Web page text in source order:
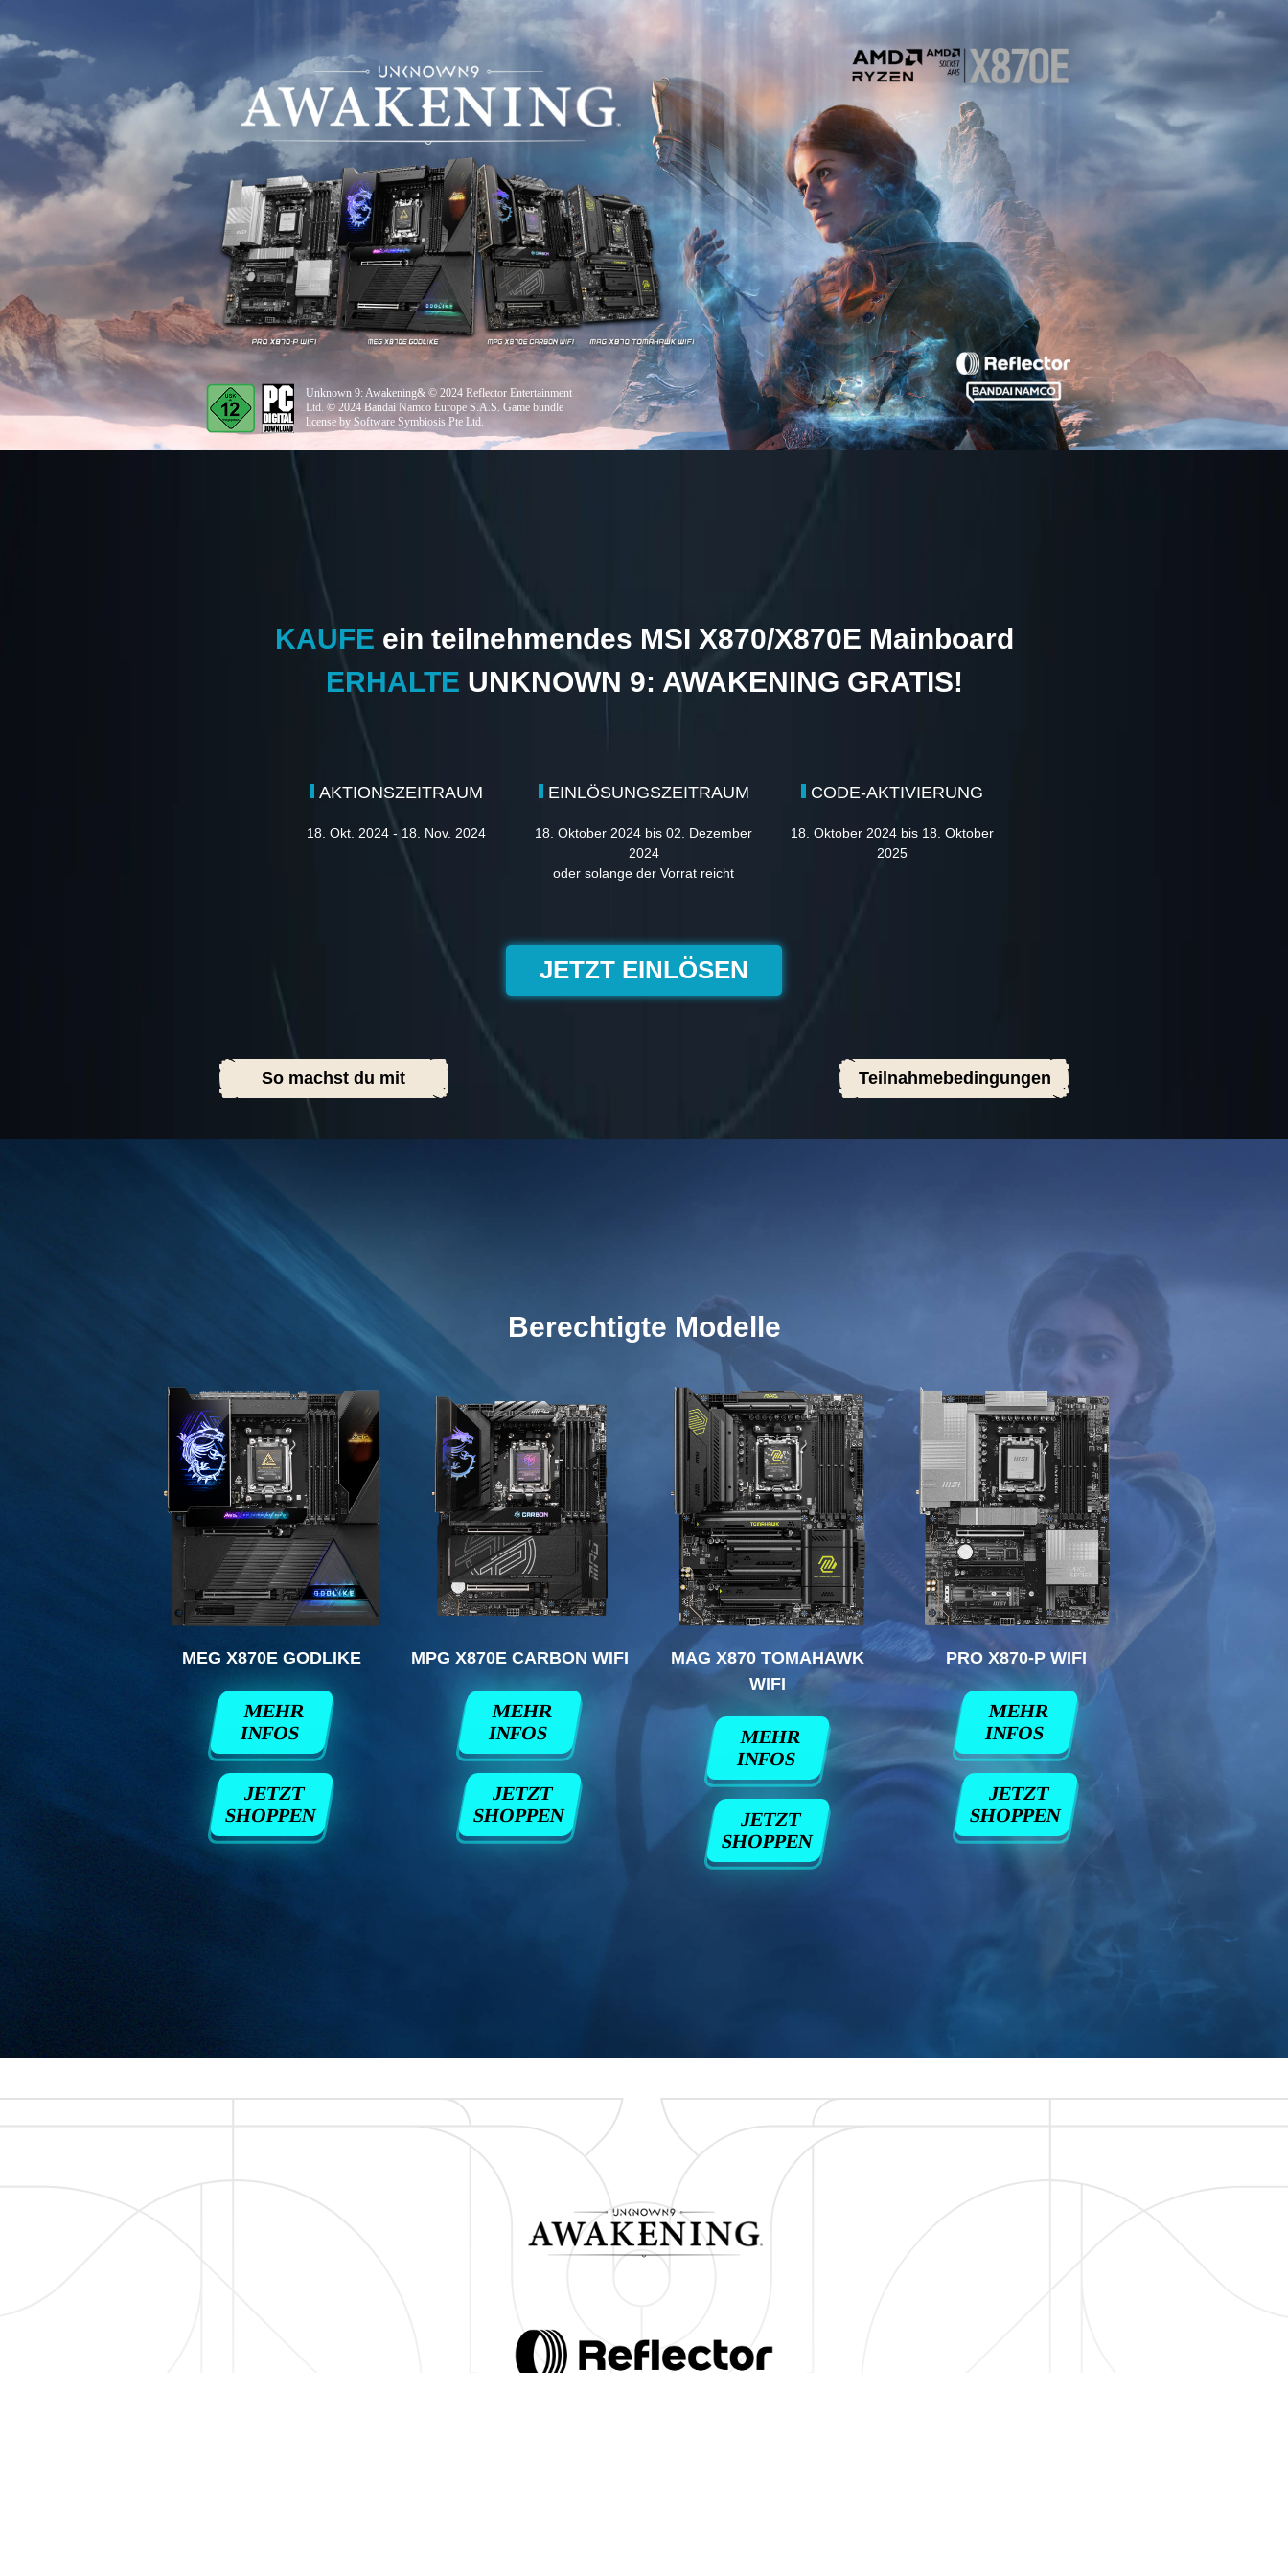
Unknown 9: Awakening& © 2024 Reflector Entertainment
Ltd. © 2024 Bandai Namco Europe S.A.S. Game bundle
license by Software Symbiosis Pte Ltd.
KAUFE ein teilnehmendes MSI X870/X870E Mainboard
ERHALTE UNKNOWN 9: AWAKENING GRATIS!
AKTIONSZEITRAUM
18. Okt. 2024 - 18. Nov. 2024
EINLÖSUNGSZEITRAUM
18. Oktober 2024 bis 02. Dezember
2024
oder solange der Vorrat reicht
CODE-AKTIVIERUNG
18. Oktober 2024 bis 18. Oktober
2025
JETZT EINLÖSEN
So machst du mit Teilnahmebedingungen
Berechtigte Modelle
MEG X870E GODLIKE
MEHR
INFOS
JETZT
SHOPPEN
MPG X870E CARBON WIFI
MEHR
INFOS
JETZT
SHOPPEN
MAG X870 TOMAHAWK
WIFI
MEHR
INFOS
JETZT
SHOPPEN
PRO X870-P WIFI
MEHR
INFOS
JETZT
SHOPPEN